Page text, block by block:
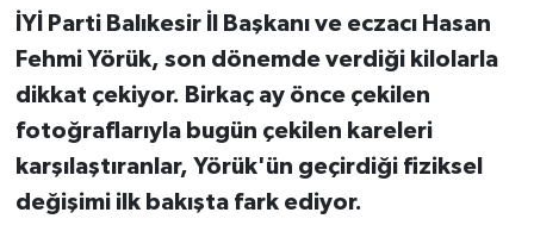
İYİ Parti Balıkesir İl Başkanı ve eczacı Hasan
Fehmi Yörük, son dönemde verdiği kilolarla
dikkat çekiyor. Birkaç ay önce çekilen
fotoğraflarıyla bugün çekilen kareleri
karşılaştıranlar, Yörük'ün geçirdiği fiziksel
değişimi ilk bakışta fark ediyor.
İvrindi
KENT GÜNDEMİ